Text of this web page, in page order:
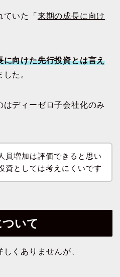
いた「 来期の成長に向け
に向けた先行投資とは言え
た。
ディーゼロ子会社化のみ
員増加は評価できると思い
資としては考えにくいです
いて
くありませんが、